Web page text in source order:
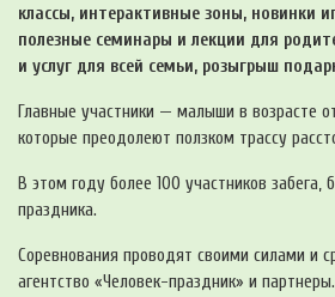
классы, интерактивные зоны, новинки
полезные семинары и лекции для
и услуг для всей семьи, розыгрыш
Главные участники — малыши в возрасте
которые преодолеют ползком трассу
В этом году более 100 участников забега,
праздника.
Соревнования проводят своими силами и
агентство «Человек-праздник» и